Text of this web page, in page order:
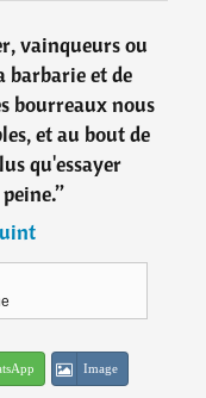
vainqueurs ou
barbarie et de
bourreaux nous
et au bout de
qu'essayer
”
Image